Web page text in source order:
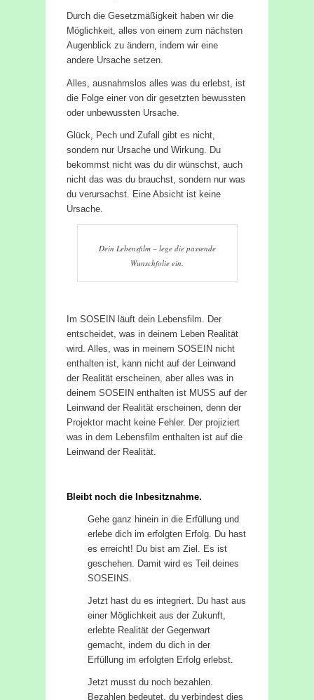
Durch die Gesetzmäßigkeit haben wir die
Möglichkeit, alles von einem zum nächsten
Augenblick zu ändern, indem wir eine
andere Ursache setzen.
Alles, ausnahmslos alles was du erlebst, ist
die Folge einer von dir gesetzten bewussten
oder unbewussten Ursache.
Glück, Pech und Zufall gibt es nicht,
sondern nur Ursache und Wirkung. Du
bekommst nicht was du dir wünschst, auch
nicht das was du brauchst, sondern nur was
du verursachst. Eine Absicht ist keine
Ursache.
Dein Lebensfilm – lege die passende
Wunschfolie ein.
Im SOSEIN läuft dein Lebensfilm. Der
entscheidet, was in deinem Leben Realität
wird. Alles, was in meinem SOSEIN nicht
enthalten ist, kann nicht auf der Leinwand
der Realität erscheinen, aber alles was in
deinem SOSEIN enthalten ist MUSS auf der
Leinwand der Realität erscheinen, denn der
Projektor macht keine Fehler. Der projiziert
was in dem Lebensfilm enthalten ist auf die
Leinwand der Realität.
Bleibt noch die Inbesitznahme.
Gehe ganz hinein in die Erfüllung und
erlebe dich im erfolgten Erfolg. Du hast
es erreicht! Du bist am Ziel. Es ist
geschehen. Damit wird es Teil deines
SOSEINS.
Jetzt hast du es integriert. Du hast aus
einer Möglichkeit aus der Zukunft,
erlebte Realität der Gegenwart
gemacht, indem du dich in der
Erfüllung im erfolgten Erfolg erlebst.
Jetzt musst du noch bezahlen.
Bezahlen bedeutet, du verbindest dies